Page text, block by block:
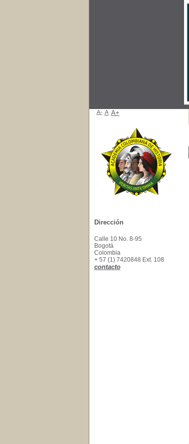
A- A A+
Dirección
Calle 10 No. 8-95
Bogotá
Colombia
+ 57 (1) 7420848 Ext. 108
contacto